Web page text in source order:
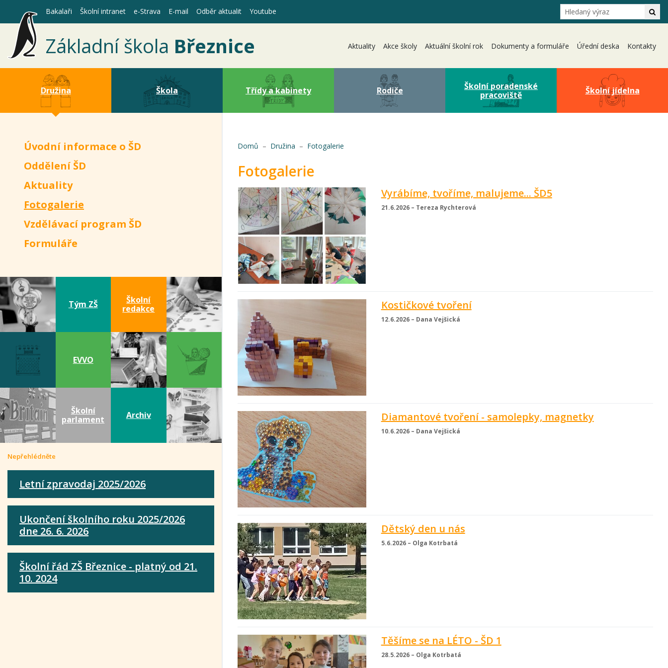
Základní škola Březnice Aktuality Akce školy Aktuální školní rok Dokumenty a formuláře Úřední deska Kontakty
Bakalaři Školní intranet e-Strava E-mail Odběr aktualit Youtube Hledání
Družina Škola Třídy a kabinety Rodiče
Školní poradenské
pracoviště
Školní jídelna
Úvodní informace o ŠD
Oddělení ŠD
Aktuality
Fotogalerie
Vzdělávací program ŠD
Formuláře
Tým ZŠ
Školní
redakce
EVVO
Školní
parlament
Archiv
Nepřehlédněte
Letní zpravodaj 2025/2026
Ukončení školního roku 2025/2026
dne 26. 6. 2026
Školní řád ZŠ Březnice - platný od 21.
10. 2024
Domů Družina Fotogalerie
Fotogalerie
Vyrábíme, tvoříme, malujeme... ŠD5
21.6.2026 – Tereza Rychterová
Kostičkové tvoření
12.6.2026 – Dana Vejšická
Diamantové tvoření - samolepky, magnetky
10.6.2026 – Dana Vejšická
Dětský den u nás
5.6.2026 – Olga Kotrbatá
Těšíme se na LÉTO - ŠD 1
28.5.2026 – Olga Kotrbatá